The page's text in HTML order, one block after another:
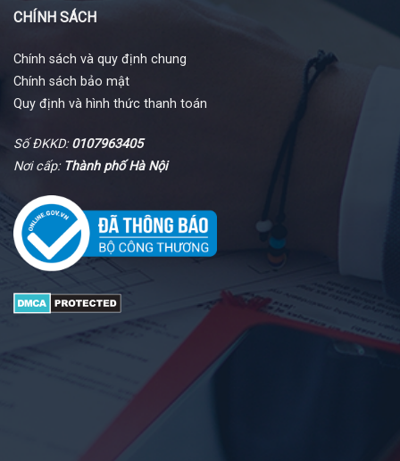
CHÍNH SÁCH
Chính sách và quy định chung
Chính sách bảo mật
Quy định và hình thức thanh toán
Số ĐKKD:0107963405
Nơi cấp: Thành phố Hà Nội